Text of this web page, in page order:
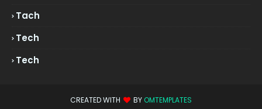
Tach
Tech
Tech
CREATED WITH BY OMTEMPLATES